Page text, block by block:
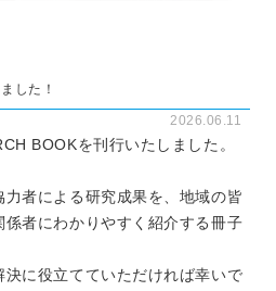
した！
2026.06.11
BOOKを刊行いたしました。
者による研究成果を、地域の皆
者にわかりやすく紹介する冊子
に役立てていただければ幸いで